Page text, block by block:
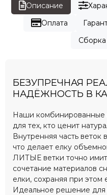
Описание
Оплата
БЕЗУПРЕЧНАЯ
НАДЁЖНОСТЬ В
Наши комбинированные
для тех, кто ценит
Внутренняя часть
что делает елку
ЛИТЫЕ ветки точно
сочетание материалов
елки, сохраняя при
Идеальное решение для